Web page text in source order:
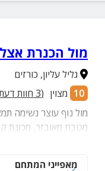
מול הכנרת
גליל עליון, כורזים
10 מצוין (
3 חוות
מול נוף עוצר נשימה
מטבח מאובזר, מכונת
פרטית עם פינת מנגל
מאפייני המתחם